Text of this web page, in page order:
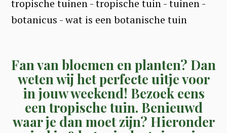
Fan van bloemen en planten? Dan
weten wij het perfecte uitje voor
in jouw weekend! Bezoek eens
een tropische tuin. Benieuwd
waar je dan moet zijn? Hieronder